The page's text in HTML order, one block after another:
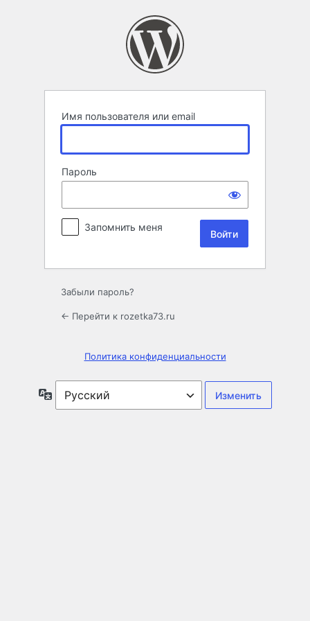
Имя пользователя или email
Пароль
Запомнить меня
Забыли пароль?
← Перейти к rozetka73.ru
Политика конфиденциальности
Язык